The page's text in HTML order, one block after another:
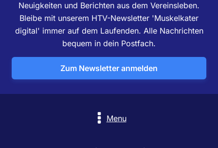
Neuigkeiten und Berichten aus dem Vereinsleben.
Bleibe mit unserem HTV-Newsletter 'Muskelkater
digital' immer auf dem Laufenden. Alle Nachrichten
bequem in dein Postfach.
Zum Newsletter anmelden
Menu